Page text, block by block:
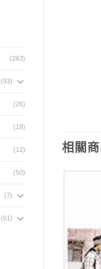
(263)
(93)
(26)
(18)
(12)
(50)
(7)
(61)
相關